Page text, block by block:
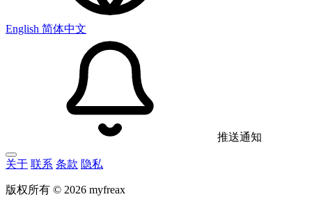
English 简体中文
推送通知
关于 联系 条款 隐私
版权所有 © 2026 myfreax